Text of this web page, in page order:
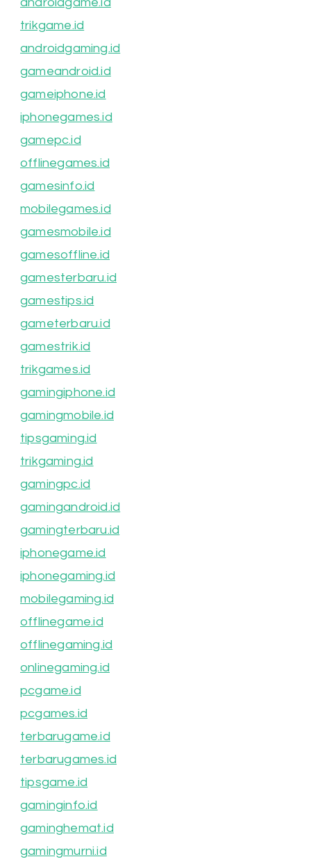
androidgame.id
trikgame.id
androidgaming.id
gameandroid.id
gameiphone.id
iphonegames.id
gamepc.id
offlinegames.id
gamesinfo.id
mobilegames.id
gamesmobile.id
gamesoffline.id
gamesterbaru.id
gamestips.id
gameterbaru.id
gamestrik.id
trikgames.id
gamingiphone.id
gamingmobile.id
tipsgaming.id
trikgaming.id
gamingpc.id
gamingandroid.id
gamingterbaru.id
iphonegame.id
iphonegaming.id
mobilegaming.id
offlinegame.id
offlinegaming.id
onlinegaming.id
pcgame.id
pcgames.id
terbarugame.id
terbarugames.id
tipsgame.id
gaminginfo.id
gaminghemat.id
gamingmurni.id